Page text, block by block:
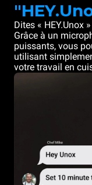
Dites « HEY.Unox
Grâce à un
puissants, vous
utilisant
votre travail en